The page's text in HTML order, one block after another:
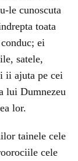
le cunoscuta
toata
ei
satele,
ii ajuta pe cei
lui Dumnezeu
lor.
tainele cele
cele